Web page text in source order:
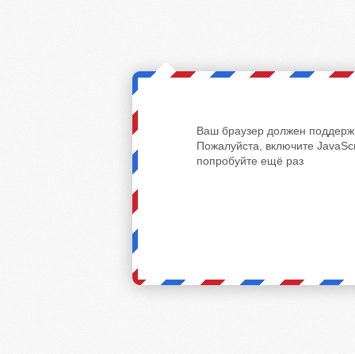
Ваш браузер должен
Пожалуйста, включите
попробуйте ещё раз